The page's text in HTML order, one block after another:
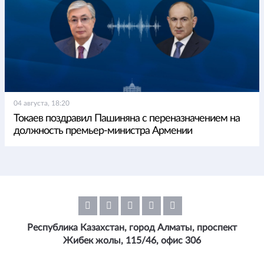
04 августа, 18:20
Токаев поздравил Пашиняна с переназначением на
должность премьер-министра Армении
Республика Казахстан, город Алматы, проспект
Жибек жолы, 115/46, офис 306